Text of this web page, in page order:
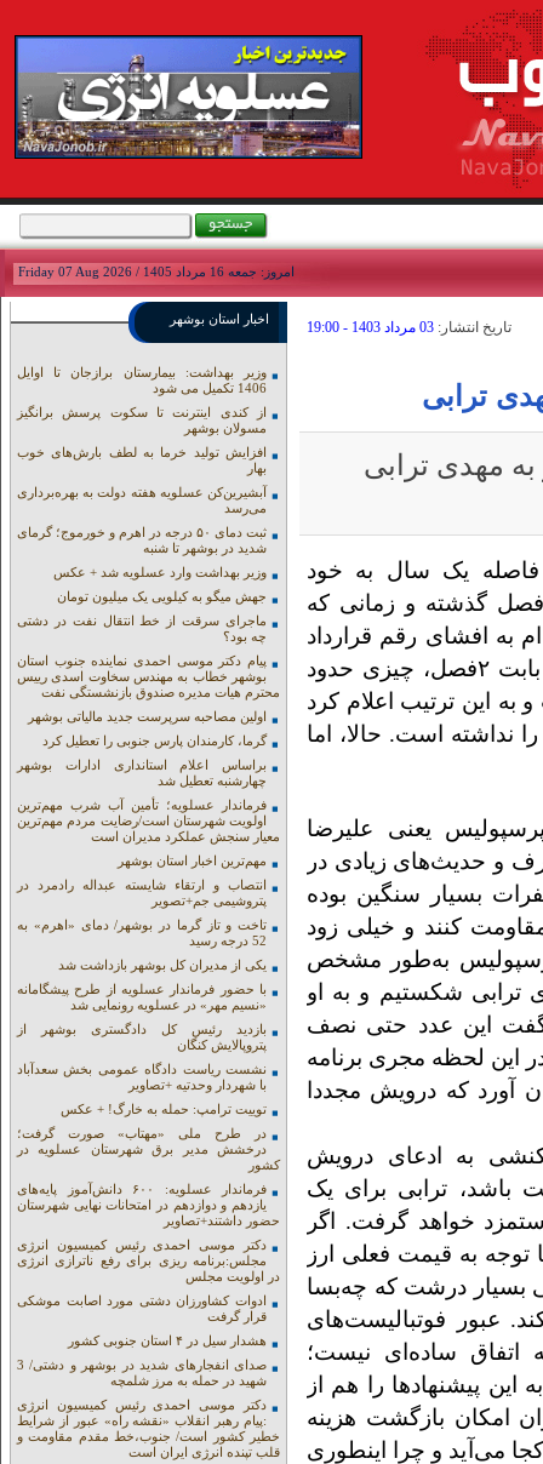
امروز: جمعه 16 مرداد 1405 / Friday 07 Aug 2026
تاريخ انتشار: 03 مرداد 1403 - 19:00
ترابی
مهدی ترابی
فاصله یک سال به خود
گذشته و زمانی که
به افشای رقم قرارداد
این بازیکن با سپاهانی‌ها کرد. زنوزی گفت اسدی بابت ۲فصل، چیزی حدود
به این ترتیب اعلام کرد
نداشته است. حالا، اما
موفق به جذب ۳بازیکن پرسپولیس یعنی علیرضا
و حدیث‌های زیادی در
بسیار سنگین بوده
کنند و خیلی زود
پرسپولیس به‌طور مشخص
شکستیم و به او
گفت این عدد حتی نصف
این لحظه مجری برنامه
آورد که درویش مجددا
به ادعای درویش
باشد، ترابی برای یک
تومان دستمزد خواهد گرفت. اگر
با توجه به قیمت فعلی ارز
شد؛ رقمی بسیار درشت که چه‌بسا
عبور فوتبالیست‌های
اتفاق ساده‌ای نیست؛
پیشنهاد‌ها را هم از
امکان بازگشت هزینه
می‌آید و چرا اینطوری
اخبار استان بوشهر
وزیر بهداشت: بیمارستان برازجان تا اوایل
1406 تکمیل می شود
از کندی اینترنت تا سکوت پرسش برانگیز
مسولان بوشهر
افزایش تولید خرما به لطف بارش‌های خوب
بهار
آبشیرین‌کن عسلویه هفته دولت به بهره‌برداری
می‌رسد
ثبت دمای ۵۰ درجه در اهرم و خورموج؛ گرمای
شدید در بوشهر تا شنبه
وزیر بهداشت وارد عسلویه شد + عکس
جهش میگو به کیلویی یک میلیون تومان
ماجرای سرقت از خط انتقال نفت در دشتی
چه بود؟
پیام دکتر موسی احمدی نماینده جنوب استان
بوشهر خطاب به مهندس سخاوت اسدی رییس
محترم هیات مدیره صندوق بازنشستگی نفت
اولین مصاحبه سرپرست جدید مالیاتی بوشهر
گرما، کارمندان پارس جنوبی را تعطیل کرد
براساس اعلام استانداری ادارات بوشهر
چهارشنبه تعطیل شد
فرماندار عسلویه؛ تأمین آب شرب مهم‌ترین
اولویت شهرستان است/رضایت مردم مهم‌ترین
معیار سنجش عملکرد مدیران است
مهم‌ترین اخبار استان بوشهر
انتصاب و ارتقاء شایسته عبداله رادمرد در
پتروشیمی جم+تصویر
تاخت و تاز گرما در بوشهر/ دمای «اهرم» به
52 درجه رسید
یکی از مدیران کل بوشهر بازداشت شد
با حضور فرماندار عسلویه از طرح پیشگامانه
«نسیم مهر» در عسلویه رونمایی شد
بازدید رئیس کل دادگستری بوشهر از
پتروپالایش کنگان
نشست ریاست دادگاه عمومی بخش سعدآباد
با شهردار وحدتیه +تصاویر
توییت ترامپ: حمله به خارگ! + عکس
در طرح ملی «مهتاب» صورت گرفت؛
درخشش مدیر برق شهرستان عسلویه در
کشور
فرماندار عسلویه: ۶۰۰ دانش‌آموز پایه‌های
یازدهم و دوازدهم در امتحانات نهایی شهرستان
حضور داشتند+تصاویر
دکتر موسی احمدی رئیس کمیسیون انرژی
مجلس:برنامه ریزی برای رفع ناترازی انرژی
در اولویت مجلس
ادوات کشاورزان دشتی مورد اصابت موشکی
قرار گرفت
هشدار سیل در ۴ استان جنوبی کشور
صدای انفجارهای شدید در بوشهر و دشتی/ 3
شهید در حمله به مرز شلمچه
دکتر موسی احمدی رئیس کمیسیون انرژی
:پیام رهبر انقلاب «نقشه راه» عبور از شرایط
خطیر کشور است/ جنوب،خط مقدم مقاومت و
قلب تپنده انرژی ایران است